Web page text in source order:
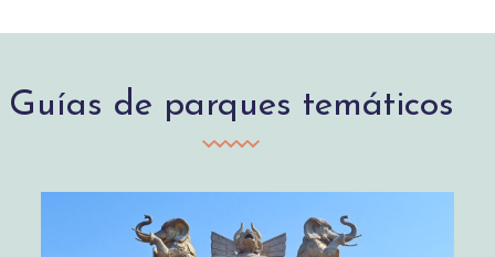
Guías de parques temáticos